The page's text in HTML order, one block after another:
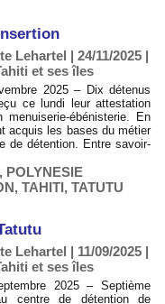
Lehartel | 24/11/2025 |
et ses îles
2025 – Dix détenus
ce lundi leur attestation
menuiserie-ébénisterie. En
acquis les bases du métier
de détention. Entre savoir-
, POLYNESIE
, TAHITI, TATUTU
Lehartel | 11/09/2025 |
et ses îles
2025 – Septième
centre de détention de